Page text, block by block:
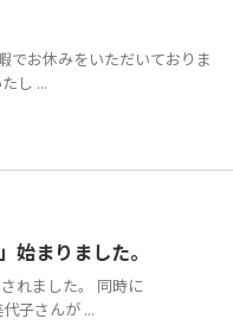
でお休みをいただいておりま
し ...
始まりました。
れました。 同時に
子さんが ...